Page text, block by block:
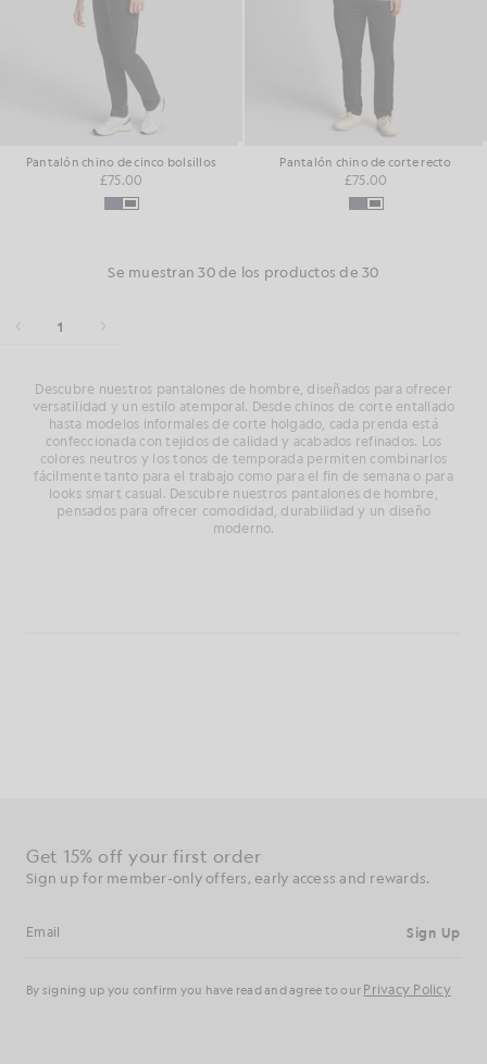
Pantalón chino de cinco bolsillos
£75.00
Pantalón chino de corte recto
£75.00
Se muestran 30 de los productos de 30
1
Descubre nuestros pantalones de hombre, diseñados para ofrecer
versatilidad y un estilo atemporal. Desde chinos de corte entallado
hasta modelos informales de corte holgado, cada prenda está
confeccionada con tejidos de calidad y acabados refinados. Los
colores neutros y los tonos de temporada permiten combinarlos
fácilmente tanto para el trabajo como para el fin de semana o para
looks smart casual. Descubre nuestros pantalones de hombre,
pensados para ofrecer comodidad, durabilidad y un diseño
moderno.
acceso anticipado y recompensas.
Dirección de correo electrónico
privacidad